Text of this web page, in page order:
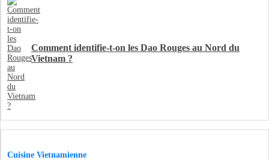
Comment identifie-t-on les Dao Rouges au Nord du
Vietnam ?
Cuisine Vietnamienne